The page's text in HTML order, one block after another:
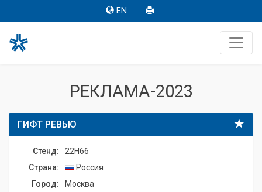
EN
РЕКЛАМА-2023
ГИФТ РЕВЬЮ
Стенд:
22H66
Страна:
Россия
Город:
Москва